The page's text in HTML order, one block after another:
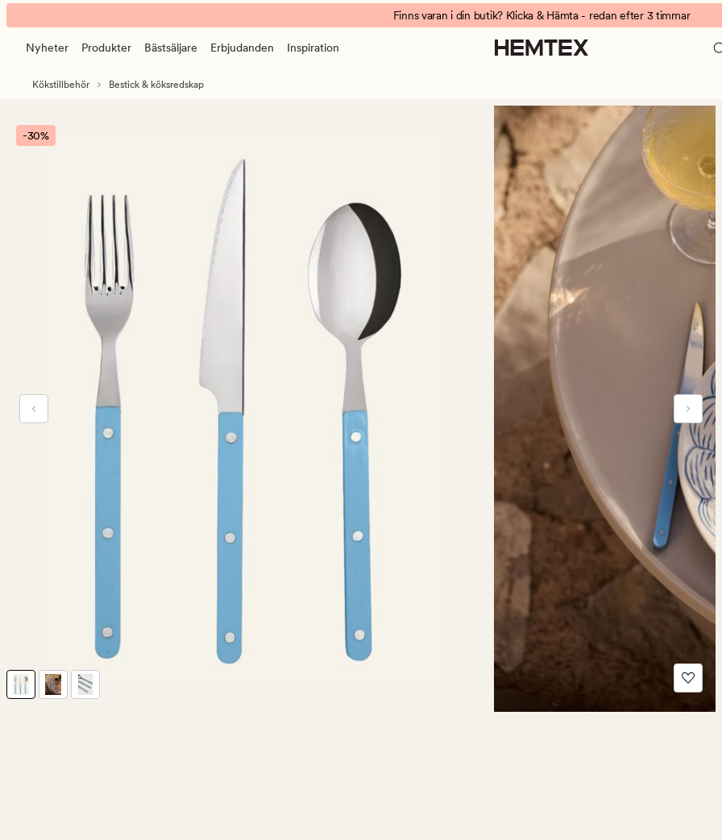
June
bestick
banner.
Klicka
ESCAPE
att
pausa.
Finns varan i din butik? Klicka & Hämta - redan efter 3 timmar
Nyheter Produkter Bästsäljare Erbjudanden Inspiration
Kökstillbehör Bestick & köksredskap
-30%